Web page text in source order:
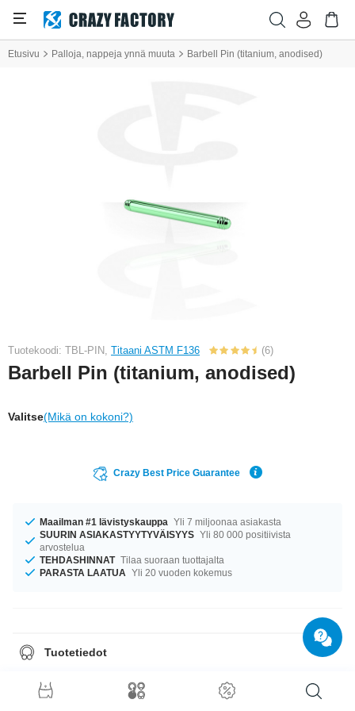
Etusivu Palloja, nappeja ynnä muuta Barbell Pin (titanium, anodised)
Tuotekoodi: TBL-PIN, Titaani ASTM F136 (6)
Barbell Pin (titanium, anodised)
Valitse(Mikä on kokoni?)
Crazy Best Price Guarantee
Maailman #1 lävistyskauppa Yli 7 miljoonaa asiakasta
SUURIN ASIAKASTYYTYVÄISYYS Yli 80 000 positiivista
arvostelua
TEHDASHINNAT Tilaa suoraan tuottajalta
PARASTA LAATUA Yli 20 vuoden kokemus
Tuotetiedot
paksuudessa ja värissä. Pakko saada!